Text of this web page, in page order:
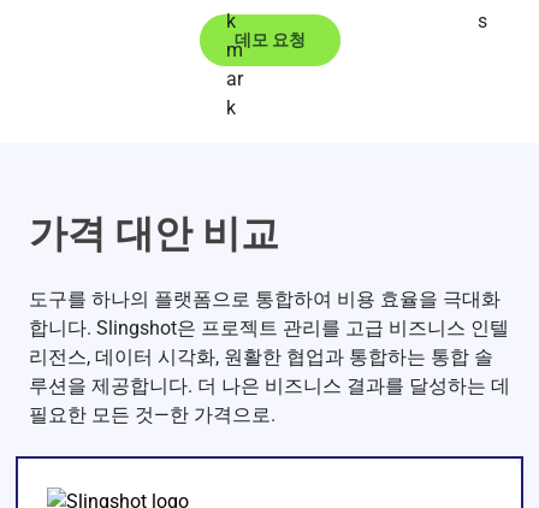
데모 요청
가격 대안 비교
도구를 하나의 플랫폼으로 통합하여 비용 효율을 극대화
합니다. Slingshot은 프로젝트 관리를 고급 비즈니스 인텔
리전스, 데이터 시각화, 원활한 협업과 통합하는 통합 솔
루션을 제공합니다. 더 나은 비즈니스 결과를 달성하는 데
필요한 모든 것—한 가격으로.